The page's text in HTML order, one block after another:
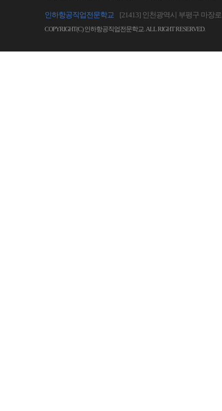
인하항공직업전문학교 [21413] 인천광역시 부평구 마장
COPYRIGHT(C) 인하항공직업전문학교. ALL RIGHT RESERVED.